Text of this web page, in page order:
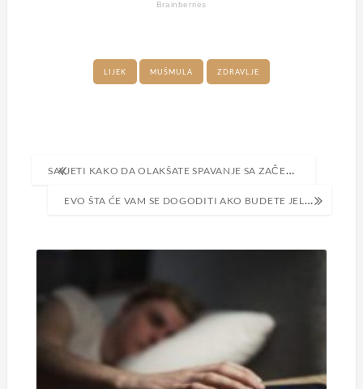
LIJEK MUŠMULA ZDRAVLJE
Navigacija
objava
SAVJETI KAKO DA OLAKŠATE SPAVANJE SA ZAČEPLJENIM NOSEM
EVO ŠTA ĆE VAM SE DOGODITI AKO BUDETE JELI BANANE S TAMNIM TAČKAMA